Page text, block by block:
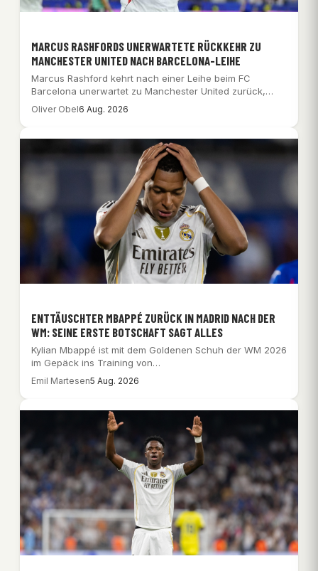
MARCUS RASHFORDS UNERWARTETE RÜCKKEHR ZU
MANCHESTER UNITED NACH BARCELONA-LEIHE
Marcus Rashford kehrt nach einer Leihe beim FC
Barcelona unerwartet zu Manchester United zurück,
was…
Oliver Obel6 Aug. 2026
ENTTÄUSCHTER MBAPPÉ ZURÜCK IN MADRID NACH DER
WM: SEINE ERSTE BOTSCHAFT SAGT ALLES
Kylian Mbappé ist mit dem Goldenen Schuh der WM 2026
im Gepäck ins Training von…
Emil Martesen5 Aug. 2026